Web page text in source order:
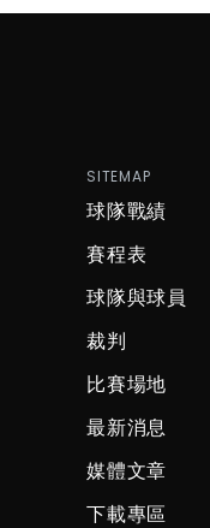
SITEMAP
球隊戰績
賽程表
球隊與球員
裁判
比賽場地
最新消息
媒體文章
下載專區